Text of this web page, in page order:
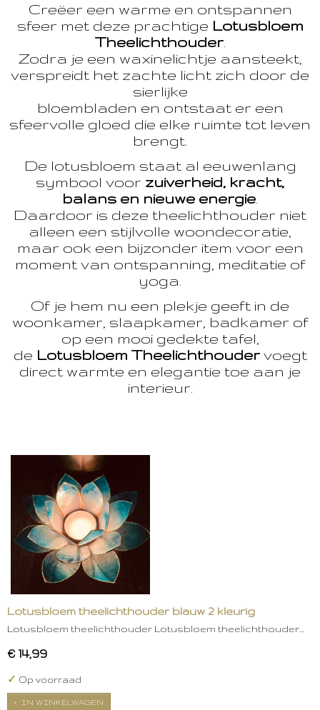
Creëer een warme en ontspannen
sfeer met deze prachtige Lotusbloem
Theelichthouder.
Zodra je een waxinelichtje aansteekt,
verspreidt het zachte licht zich door de
sierlijke
bloembladen en ontstaat er een
sfeervolle gloed die elke ruimte tot leven
brengt.
De lotusbloem staat al eeuwenlang
symbool voor zuiverheid, kracht,
balans en nieuwe energie
Daardoor is deze theelichthouder niet
alleen een stijlvolle woondecoratie,
maar ook een bijzonder item voor een
moment van ontspanning, meditatie of
yoga.
Of je hem nu een plekje geeft in de
woonkamer, slaapkamer, badkamer of
op een mooi gedekte tafel,
de Lotusbloem Theelichthoudervoegt
direct warmte en elegantie toe aan je
interieur.
Lotusbloem theelichthouder blauw 2 kleurig
Lotusbloem theelichthouder Lotusbloem theelichthouder…
€ 14,99
✓ Op voorraad
IN WINKELWAGEN